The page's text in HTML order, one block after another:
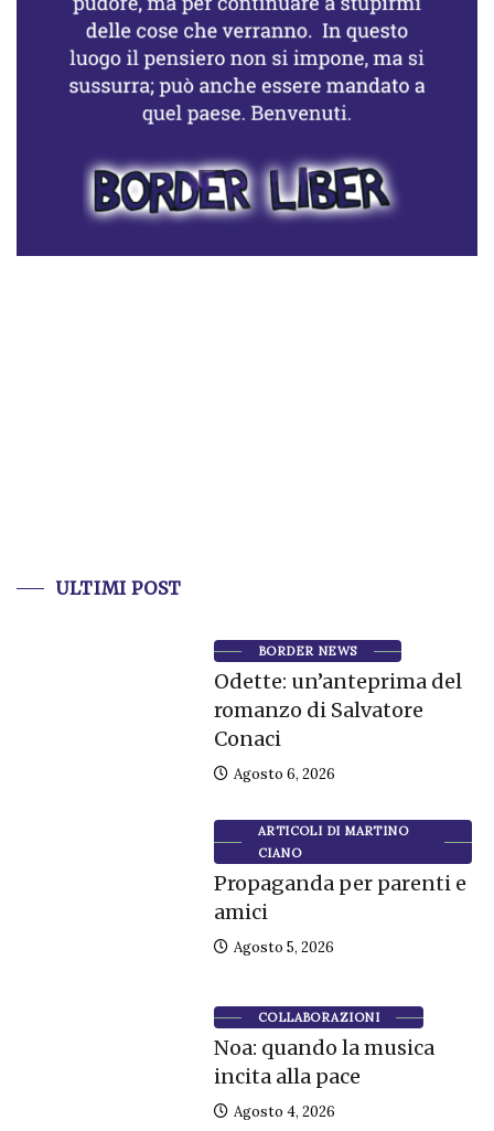
ULTIMI POST
BORDER NEWS
Odette: un’anteprima del
romanzo di Salvatore
Conaci
Agosto 6, 2026
ARTICOLI DI MARTINO
CIANO
Propaganda per parenti e
amici
Agosto 5, 2026
COLLABORAZIONI
Noa: quando la musica
incita alla pace
Agosto 4, 2026